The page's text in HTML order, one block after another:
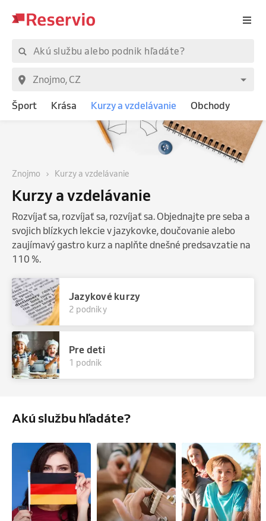
Šport Krása Kurzy a vzdelávanie Obchody
Znojmo Kurzy a vzdelávanie
Kurzy a vzdelávanie
Rozvíjať sa, rozvíjať sa, rozvíjať sa. Objednajte pre seba a
svojich blízkych lekcie v jazykovke, doučovanie alebo
zaujímavý gastro kurz a naplňte dnešné predsavzatie na
110 %.
Jazykové kurzy
2 podniky
Pre deti
1 podnik
Akú službu hľadáte?